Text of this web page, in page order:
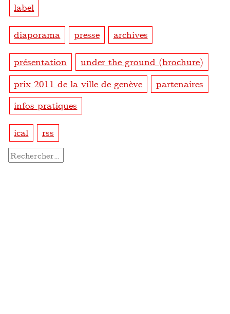
label
diaporama presse archives
présentation
under the ground (brochure)
prix 2011 de la ville de genève
partenaires
infos pratiques
ical rss
Rechercher :